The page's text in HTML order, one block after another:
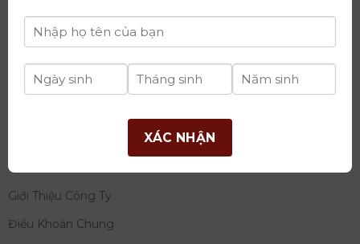
Ngân hàng:Ngân hàng TMCP Đầu tư và phát triển
Việt Nam (BIDV)
tư quốc tế Ý-Việt
Tây Hồ, TP Hà Nội
THÔNG TIN
Giới Thiệu Công Ty
Điều Khoản Chung
XÁC NHẬN